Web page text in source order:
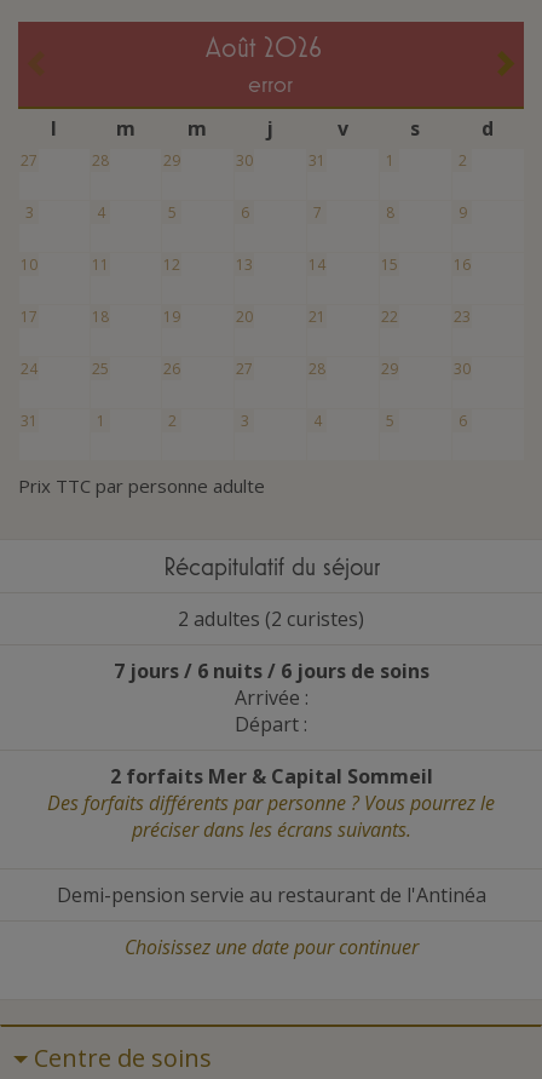
août 2026
error
l m m j v s d
27 28 29 30 31 1 2
3 4 5 6 7 8 9
10 11 12 13 14 15 16
17 18 19 20 21 22 23
24 25 26 27 28 29 30
31 1 2 3 4 5 6
Prix TTC par personne adulte
Récapitulatif du séjour
2 adultes (2 curistes)
7 jours / 6 nuits / 6 jours de soins
Arrivée :
Départ :
2 forfaits Mer &Capital Sommeil
Des forfaits différents par personne ? Vous pourrez le
préciser dans les écrans suivants.
Demi-pension servie au restaurant de l'Antinéa
Choisissez une datepour continuer
Centre de soins